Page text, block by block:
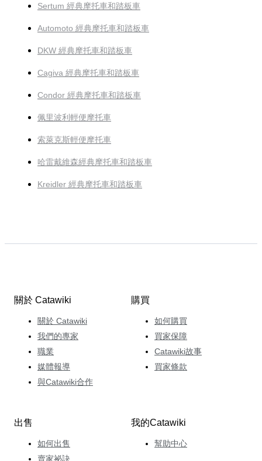
Sertum 經典摩托車和踏板車
Automoto 經典摩托車和踏板車
DKW 經典摩托車和踏板車
Cagiva 經典摩托車和踏板車
Condor 經典摩托車和踏板車
佩里波利輕便摩托車
索萊克斯輕便摩托車
哈雷戴維森經典摩托車和踏板車
Kreidler 經典摩托車和踏板車
關於 Catawiki
關於 Catawiki
我們的專家
職業
媒體報導
與Catawiki合作
購買
如何購買
買家保障
Catawiki故事
買家條款
出售
如何出售
賣家祕訣
我的Catawiki
幫助中心